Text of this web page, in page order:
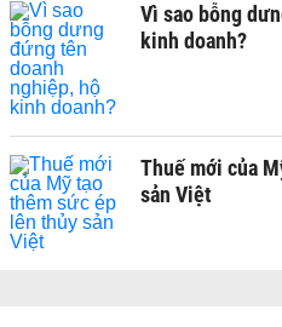
Vì sao bỗng
kinh doanh?
Thuế mới của
sản Việt